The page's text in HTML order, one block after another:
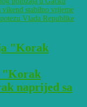
vikend stabilno vrijeme
Vlada Republike
"Korak
naprijed sa